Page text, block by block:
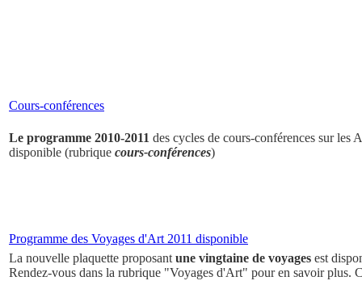
Cours-conférences
Le programme 2010-2011 des cycles de cours-conférences sur
disponible (rubrique cours-conférences)
Programme des Voyages d'Art 2011 disponible
La nouvelle plaquette proposantune vingtaine de voyages est
Rendez-vous dans la rubrique "Voyages d'Art" pour en savoir plus.